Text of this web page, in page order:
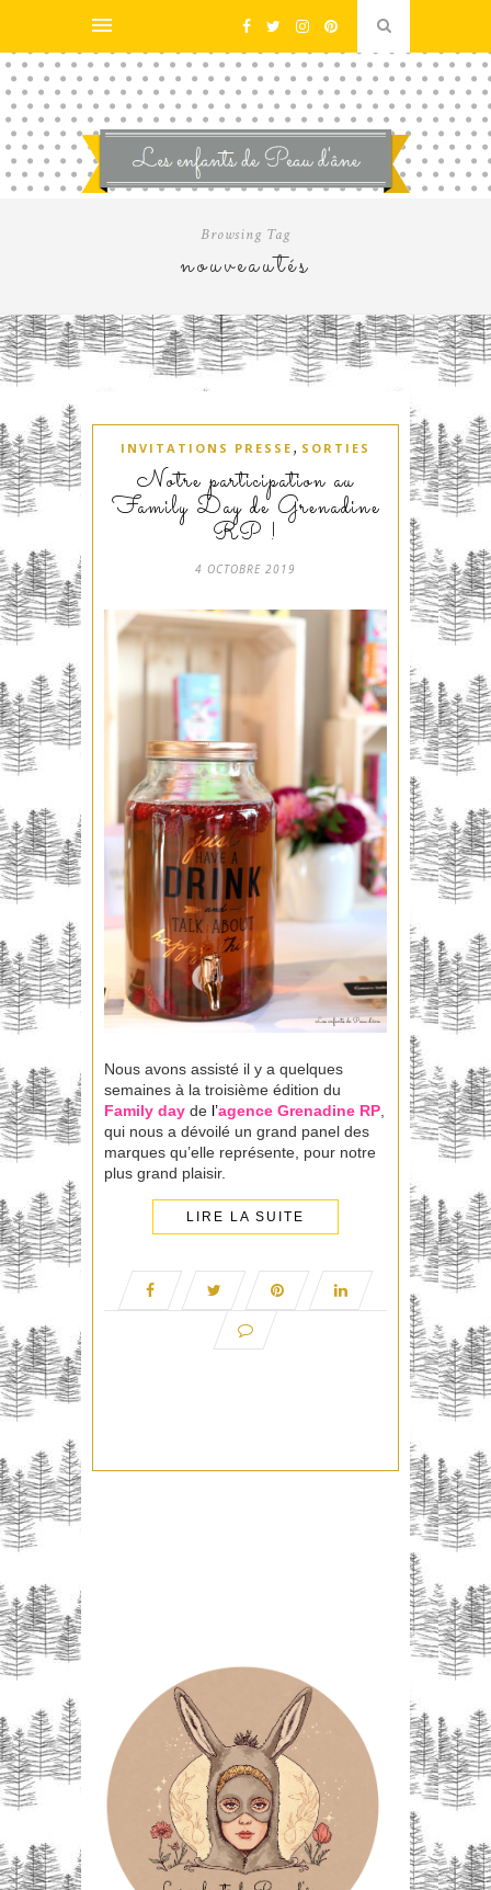
Browsing Tag
nouveautés
INVITATIONS PRESSE , SORTIES
Notre participation au
Family Day de Grenadine
RP !
4 OCTOBRE 2019
Nous avons assisté il y a quelques
semaines à la troisième édition du
Family day de l’agence Grenadine RP,
qui nous a dévoilé un grand panel des
marques qu’elle représente, pour notre
plus grand plaisir.
LIRE LA SUITE